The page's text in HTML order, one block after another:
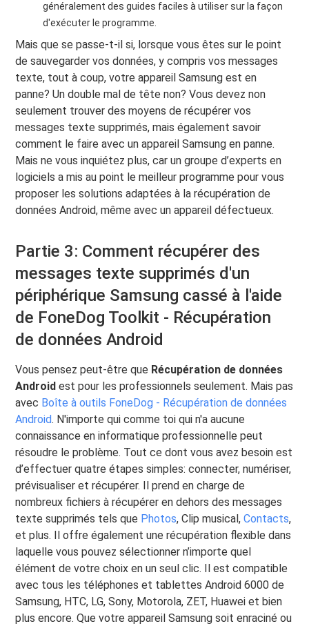
généralement des guides faciles à utiliser sur la façon
d'exécuter le programme.
Mais que se passe-t-il si, lorsque vous êtes sur le point
de sauvegarder vos données, y compris vos messages
texte, tout à coup, votre appareil Samsung est en
panne? Un double mal de tête non? Vous devez non
seulement trouver des moyens de récupérer vos
messages texte supprimés, mais également savoir
comment le faire avec un appareil Samsung en panne.
Mais ne vous inquiétez plus, car un groupe d’experts en
logiciels a mis au point le meilleur programme pour vous
proposer les solutions adaptées à la récupération de
données Android, même avec un appareil défectueux.
Partie 3: Comment récupérer des
messages texte supprimés d'un
périphérique Samsung cassé à l'aide
de FoneDog Toolkit - Récupération
de données Android
Vous pensez peut-être que Récupération de données
Android est pour les professionnels seulement. Mais pas
avec Boîte à outils FoneDog - Récupération de données
Android. N'importe qui comme toi qui n'a aucune
connaissance en informatique professionnelle peut
résoudre le problème. Tout ce dont vous avez besoin est
d’effectuer quatre étapes simples: connecter, numériser,
prévisualiser et récupérer. Il prend en charge de
nombreux fichiers à récupérer en dehors des messages
texte supprimés tels que Photos, Clip musical,Contacts,
et plus. Il offre également une récupération flexible dans
laquelle vous pouvez sélectionner n’importe quel
élément de votre choix en un seul clic. Il est compatible
avec tous les téléphones et tablettes Android 6000 de
Samsung, HTC, LG, Sony, Motorola, ZET, Huawei et bien
plus encore. Que votre appareil Samsung soit enraciné ou